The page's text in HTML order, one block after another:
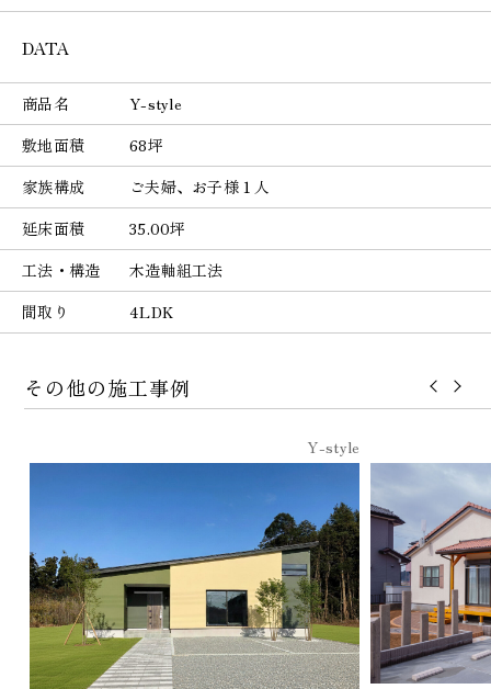
DATA
商品名
Y-style
敷地面積
68坪
家族構成
ご夫婦、お子様１人
延床面積
35.00坪
工法・構造
木造軸組工法
間取り
4LDK
その他の施工事例
Y-style